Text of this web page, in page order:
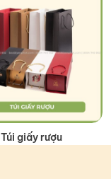
Túi giấy rượu